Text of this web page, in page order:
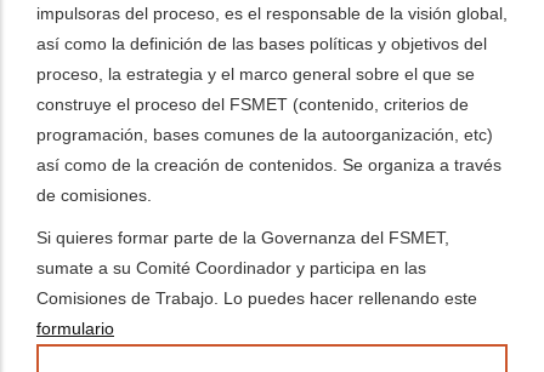
de acciones
impulsoras del proceso, es el responsable de la visión global,
así como la definición de las bases políticas y objetivos del
proceso, la estrategia y el marco general sobre el que se
construye el proceso del FSMET (contenido, criterios de
programación, bases comunes de la autoorganización, etc)
así como de la creación de contenidos. Se organiza a través
de comisiones.
Si quieres formar parte de la Governanza del FSMET,
sumate a su Comité Coordinador y participa en las
Comisiones de Trabajo. Lo puedes hacer rellenando este
formulario